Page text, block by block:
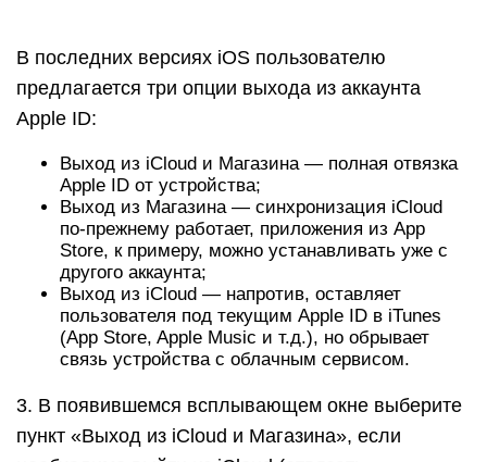
В последних версиях iOS пользователю
предлагается три опции выхода из аккаунта
Apple ID:
Выход из iCloud и Магазина — полная отвязка
Apple ID от устройства;
Выход из Магазина — синхронизация iCloud
по-прежнему работает, приложения из App
Store, к примеру, можно устанавливать уже с
другого аккаунта;
Выход из iCloud — напротив, оставляет
пользователя под текущим Apple ID в iTunes
(App Store, Apple Music и т.д.), но обрывает
связь устройства с облачным сервисом.
3. В появившемся всплывающем окне выберите
пункт «Выход из iCloud и Магазина», если